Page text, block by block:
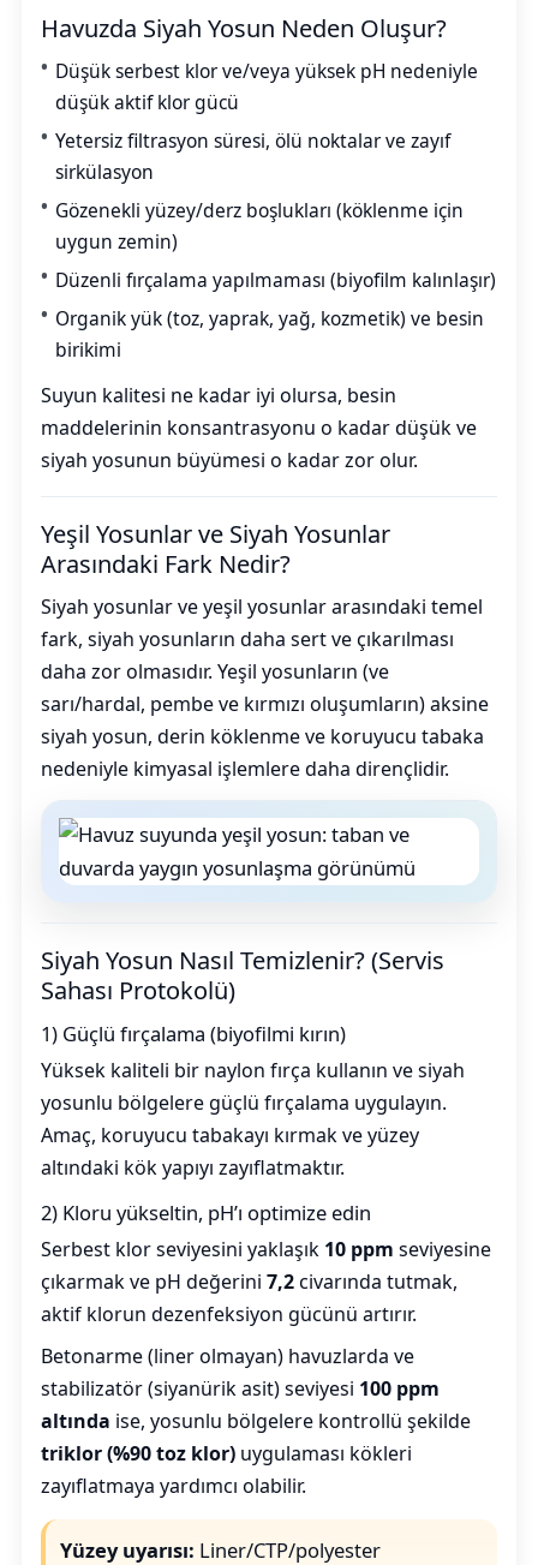
Havuzda Siyah Yosun Neden Oluşur?
Düşük serbest klor ve/veya yüksek pH nedeniyle
düşük aktif klor gücü
Yetersiz filtrasyon süresi, ölü noktalar ve zayıf
sirkülasyon
Gözenekli yüzey/derz boşlukları (köklenme için
uygun zemin)
Düzenli fırçalama yapılmaması (biyofilm kalınlaşır)
Organik yük (toz, yaprak, yağ, kozmetik) ve besin
birikimi
Suyun kalitesi ne kadar iyi olursa, besin
maddelerinin konsantrasyonu o kadar düşük ve
siyah yosunun büyümesi o kadar zor olur.
Yeşil Yosunlar ve Siyah Yosunlar
Arasındaki Fark Nedir?
Siyah yosunlar ve yeşil yosunlar arasındaki temel
fark, siyah yosunların daha sert ve çıkarılması
daha zor olmasıdır. Yeşil yosunların (ve
sarı/hardal, pembe ve kırmızı oluşumların) aksine
siyah yosun, derin köklenme ve koruyucu tabaka
nedeniyle kimyasal işlemlere daha dirençlidir.
Siyah Yosun Nasıl Temizlenir? (Servis
Sahası Protokolü)
1) Güçlü fırçalama (biyofilmi kırın)
Yüksek kaliteli bir naylon fırça kullanın ve siyah
yosunlu bölgelere güçlü fırçalama uygulayın.
Amaç, koruyucu tabakayı kırmak ve yüzey
altındaki kök yapıyı zayıflatmaktır.
2) Kloru yükseltin, pH’ı optimize edin
Serbest klor seviyesini yaklaşık 10 ppm seviyesine
çıkarmak ve pH değerini 7,2civarında tutmak,
aktif klorun dezenfeksiyon gücünü artırır.
Betonarme (liner olmayan) havuzlarda ve
stabilizatör (siyanürik asit) seviyesi 100 ppm
altında ise, yosunlu bölgelere kontrollü şekilde
triklor (%90 toz klor) uygulaması kökleri
zayıflatmaya yardımcı olabilir.
Yüzey uyarısı: Liner/CTP/polyester